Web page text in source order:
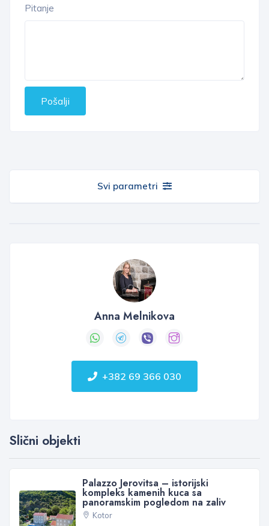
Pitanje
Pošalji
Svi parametri
Anna Melnikova
+382 69 366 030
Slični objekti
Palazzo Jerovitsa – istorijski
kompleks kamenih kuca sa
panoramskim pogledom na zaliv
Kotor